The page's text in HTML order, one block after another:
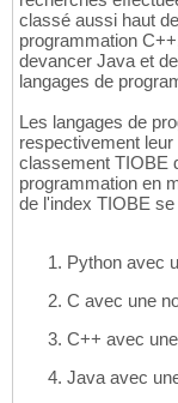
classé aussi haut
programmation
devancer Java et
langages de
Les langages de
respectivement
classement TIOBE
programmation en
de l'index TIOBE
Python avec
C avec une
C++ avec
Java avec